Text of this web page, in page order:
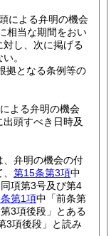
による弁明の機会
相当な期間をおい
し、次に掲げる
。
拠となる条例等の
よる弁明の機会
頭すべき日時及
、弁明の機会の付
第15条第3項中
項第3号及び第4
第1項中「前条第
3項後段」とある
3項後段」と読み